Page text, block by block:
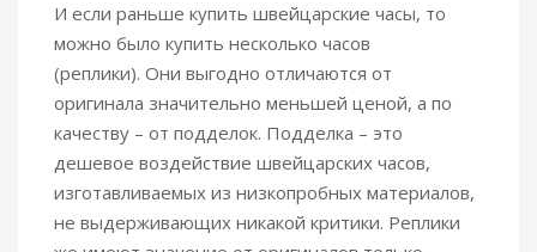
И если раньше купить швейцарские часы, то
можно было купить несколько часов
(реплики). Они выгодно отличаются от
оригинала значительно меньшей ценой, а по
качеству – от подделок. Подделка – это
дешевое воздействие швейцарских часов,
изготавливаемых из низкопробных материалов,
не выдерживающих никакой критики. Реплики